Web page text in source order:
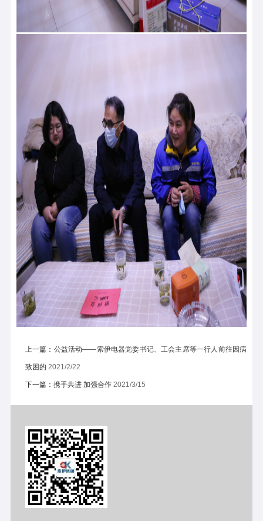
上一篇： 公益活动——索伊电器党委书记、工会主席等一行人前往因病
致困的 2021/2/22
下一篇： 携手共进 加强合作 2021/3/15